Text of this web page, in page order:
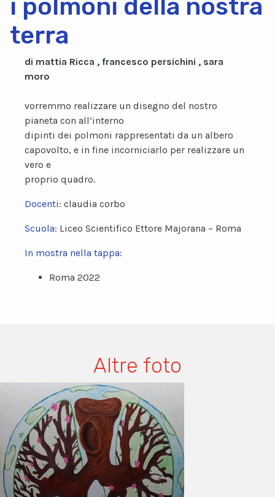
i polmoni della nostra
terra
di mattia Ricca , francesco persichini , sara
moro
vorremmo realizzare un disegno del nostro
pianeta con all’interno
dipinti dei polmoni rappresentati da un albero
capovolto, e in fine incorniciarlo per realizzare un
vero e
proprio quadro.
Docenti: claudia corbo
Scuola: Liceo Scientifico Ettore Majorana – Roma
In mostra nella tappa:
Roma 2022
Altre foto